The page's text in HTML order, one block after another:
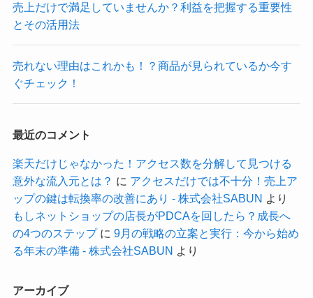
売上だけで満足していませんか？利益を把握する重要性
とその活用法
売れない理由はこれかも！？商品が見られているか今す
ぐチェック！
最近のコメント
楽天だけじゃなかった！アクセス数を分解して見つける
意外な流入元とは？ に アクセスだけでは不十分！売上ア
ップの鍵は転換率の改善にあり - 株式会社SABUN より
もしネットショップの店長がPDCAを回したら？成長へ
の4つのステップに 9月の戦略の立案と実行：今から始め
る年末の準備 - 株式会社SABUN より
アーカイブ